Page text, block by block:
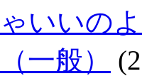
いいの
一般）